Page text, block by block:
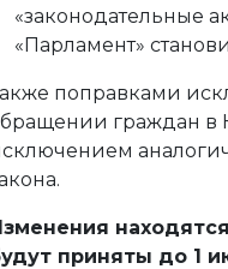
поправками
граждан в
приняты до 1